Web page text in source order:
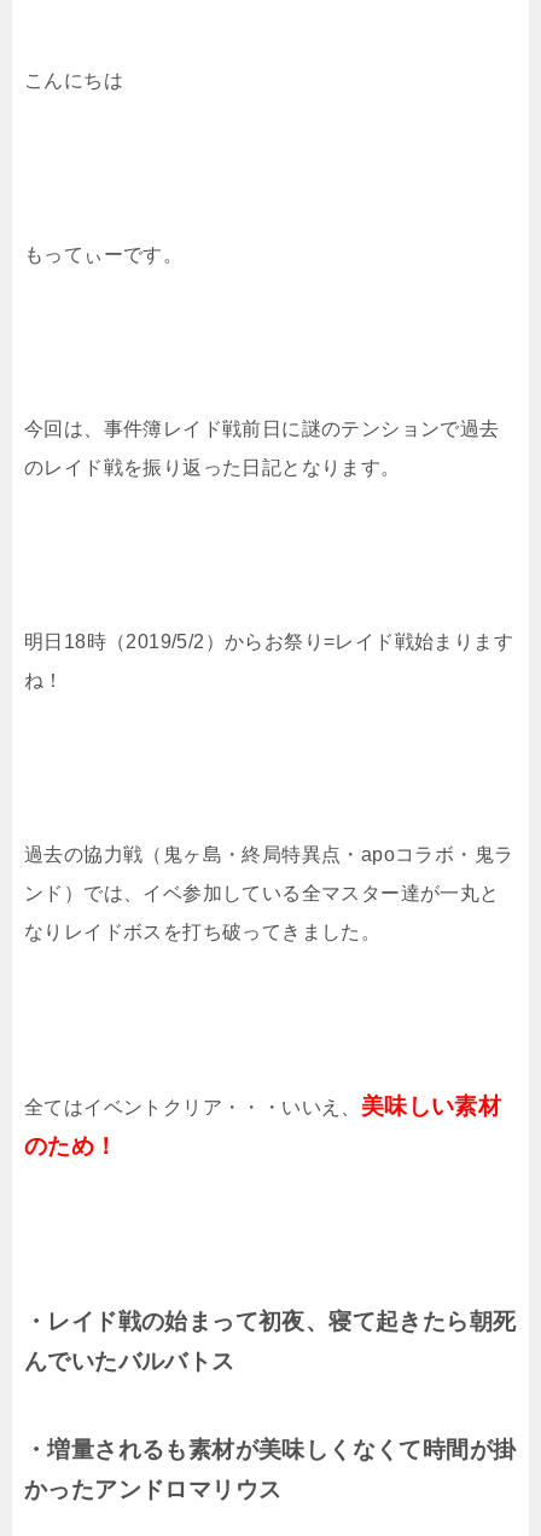
こんにちは
もってぃーです。
今回は、事件簿レイド戦前日に謎のテンションで過去
のレイド戦を振り返った日記となります。
明日18時（2019/5/2）からお祭り=レイド戦始まります
ね！
過去の協力戦（鬼ヶ島・終局特異点・apoコラボ・鬼ラ
ンド）では、イベ参加している全マスター達が一丸と
なりレイドボスを打ち破ってきました。
全てはイベントクリア・・・いいえ、 美味しい素材
のため！
・レイド戦の始まって初夜、寝て起きたら朝死
んでいたバルバトス
・増量されるも素材が美味しくなくて時間が掛
かったアンドロマリウス